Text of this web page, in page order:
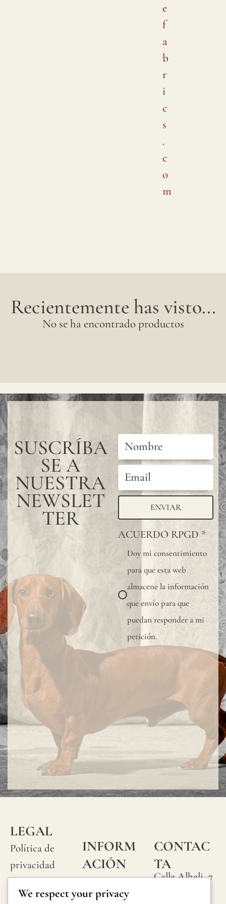
e
f
a
b
r
i
c
s
.
c
o
m
Recientemente has visto...
No se ha encontrado productos
SUSCRÍBA
SE A
NUESTRA
NEWSLET
TER ENVIAR
ACUERDO RPGD *
Doy mi consentimiento
para que esta web
almacene la información
que envío para que
puedan responder a mi
petición.
LEGAL
Política de
privacidad
Política de
INFORM
ACIÓN
Preguntas
frecuentes
CONTAC
TA
Calle Alheli, 7
We respect your privacy